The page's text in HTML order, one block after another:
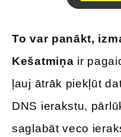
To var panākt,
Kešatmiņa ir
ļauj ātrāk piekļūt
DNS ierakstu,
saglabāt veco